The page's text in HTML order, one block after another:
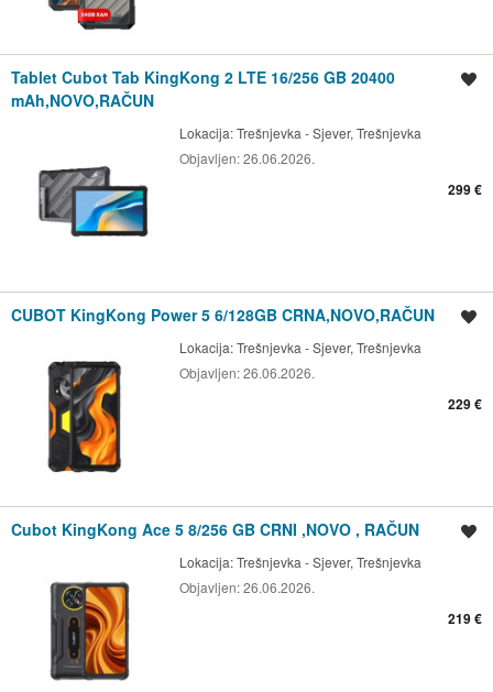
Tablet Cubot Tab KingKong 2 LTE 16/256 GB 20400
mAh,NOVO,RAČUN
Lokacija:Trešnjevka - Sjever, Trešnjevka
Objavljen:26.06.2026.
299 €
CUBOT KingKong Power 5 6/128GB CRNA,NOVO,RAČUN
Lokacija:Trešnjevka - Sjever, Trešnjevka
Objavljen:26.06.2026.
229 €
Cubot KingKong Ace 5 8/256 GB CRNI ,NOVO , RAČUN
Lokacija:Trešnjevka - Sjever, Trešnjevka
Objavljen:26.06.2026.
219 €